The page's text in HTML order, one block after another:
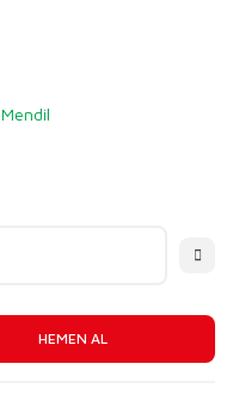
HEMEN AL